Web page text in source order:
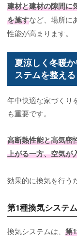
建材と建材の隙間に
を施すなど、場所に
性能が高まります。
夏涼しく冬暖
ステムを整える
年中快適な家づくり
も重要です。
高断熱性能と高気密
上がる一方、空気が
効果的に換気を行う
第1種換気システ
換気システムは、 第